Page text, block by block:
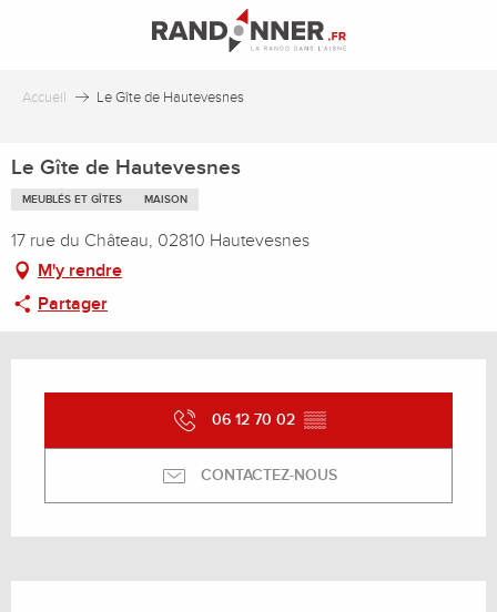
principal
Accueil Le Gîte de Hautevesnes
Le Gîte de Hautevesnes
MEUBLÉS ET GÎTES MAISON
17 rue du Château, 02810 Hautevesnes
M'y rendre
Partager
06 12 70 02 ▒▒
CONTACTEZ-NOUS